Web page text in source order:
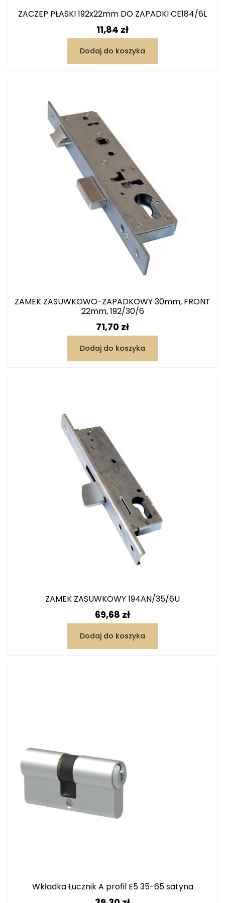
ZACZEP PŁASKI 192x22mm DO ZAPADKI CE184/6L
Cena
11,84 zł
Dodaj do koszyka
ZAMEK ZASUWKOWO-ZAPADKOWY 30mm, FRONT
22mm, 192/30/6
Cena
71,70 zł
Dodaj do koszyka
ZAMEK ZASUWKOWY 194AN/35/6U
Cena
69,68 zł
Dodaj do koszyka
Wkładka Łucznik A profil E5 35-65 satyna
Cena